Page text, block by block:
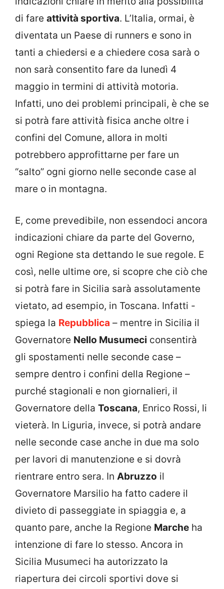
di fare attività sportiva. L’Italia, ormai, è
diventata un Paese di runners e sono in
tanti a chiedersi e a chiedere cosa sarà o
non sarà consentito fare da lunedì 4
maggio in termini di attività motoria.
Infatti, uno dei problemi principali, è che se
si potrà fare attività fisica anche oltre i
confini del Comune, allora in molti
potrebbero approfittarne per fare un
“salto” ogni giorno nelle seconde case al
mare o in montagna.
E, come prevedibile, non essendoci ancora
indicazioni chiare da parte del Governo,
ogni Regione sta dettando le sue regole. E
così, nelle ultime ore, si scopre che ciò che
si potrà fare in Sicilia sarà assolutamente
vietato, ad esempio, in Toscana. Infatti -
spiega la Repubblica – mentre in Sicilia il
Governatore Nello Musumeci consentirà
gli spostamenti nelle seconde case –
sempre dentro i confini della Regione –
purché stagionali e non giornalieri, il
Governatore della Toscana, Enrico Rossi, li
vieterà. In Liguria, invece, si potrà andare
nelle seconde case anche in due ma solo
per lavori di manutenzione e si dovrà
rientrare entro sera. In Abruzzo il
Governatore Marsilio ha fatto cadere il
divieto di passeggiate in spiaggia e, a
quanto pare, anche la Regione Marche ha
intenzione di fare lo stesso. Ancora in
Sicilia Musumeci ha autorizzato la
riapertura dei circoli sportivi dove si